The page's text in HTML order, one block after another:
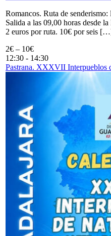
Romancos. Ruta de
Salida a las 09,00 horas desde
2 euros por ruta. 10€ por seis
2€ – 10€
12:30 - 14:30
Pastrana. XXXVII Interpueblos